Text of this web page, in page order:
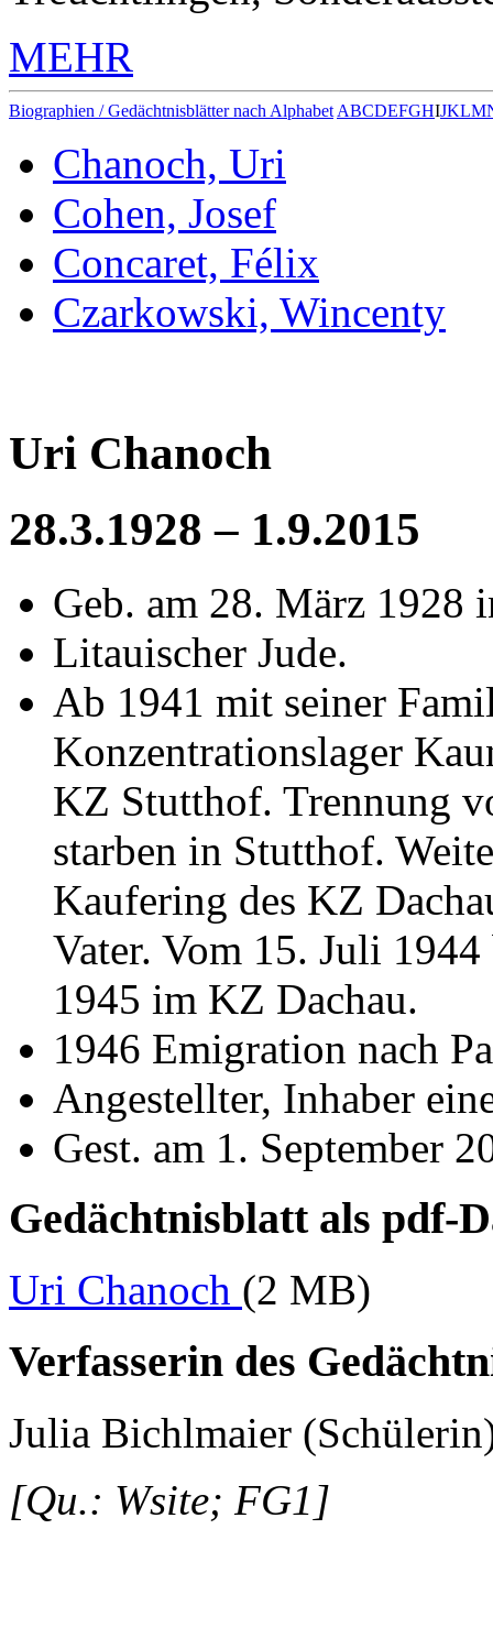
MEHR
Biographien / Gedächtnisblätter nach Alphabet ABCDEFGHIJKLM
Chanoch, Uri
Cohen, Josef
Concaret, Félix
Czarkowski, Wincenty
Uri Chanoch
28.3.1928 – 1.9.2015
Geb. am 28. März 1928
Litauischer Jude.
Ab 1941 mit seiner
Konzentrationslager
KZ Stutthof. Trennung
starben in Stutthof.
Kaufering des KZ
Vater. Vom 15. Juli
1945 im KZ Dachau.
1946 Emigration nach
Angestellter, Inhaber
Gest. am 1. September
Gedächtnisblatt als pdf-
Uri Chanoch (2 MB)
Verfasserin des
Julia Bichlmaier
[Qu.: Wsite; FG1]